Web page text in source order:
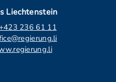
Liechtenstein
236 61 11